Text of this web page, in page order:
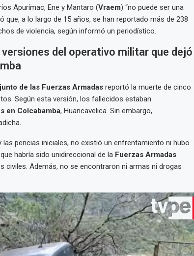
Apurímac, Ene y Mantaro (Vraem) “no puede ser una
que, a lo largo de 15 años, se han reportado más de 238
de violencia, según informó un periodístico.
del operativo militar que dejó
de las Fuerzas Armadasreportó la muerte de cinco
Según esta versión, los fallecidos estaban
en Colcabamba, Huancavelica. Sin embargo,
pericias iniciales, no existió un enfrentamiento ni hubo
habría sido unidireccional de la Fuerzas Armadas
civiles. Además, no se encontraron ni armas ni drogas